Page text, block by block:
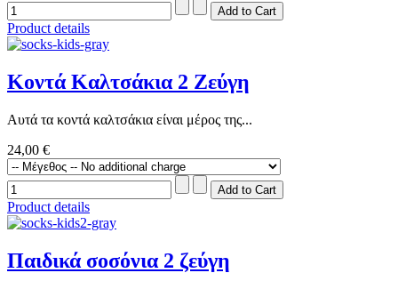
Product details
Κοντά Καλτσάκια 2 Ζεύγη
Αυτά τα κοντά καλτσάκια είναι μέρος της...
24,00 €
Product details
Παιδικά σοσόνια 2 ζεύγη